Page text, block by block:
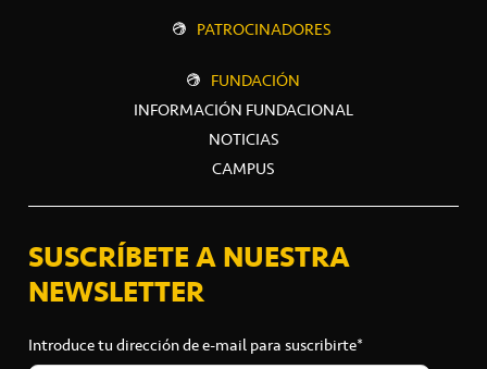
PATROCINADORES
FUNDACIÓN
INFORMACIÓN FUNDACIONAL
NOTICIAS
CAMPUS
SUSCRÍBETE A NUESTRA
NEWSLETTER
Introduce tu dirección de e-mail para suscribirte*